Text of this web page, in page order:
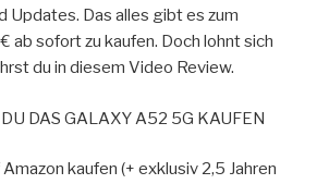
Updates. Das alles gibt es zum
ab sofort zu kaufen. Doch lohnt sich
du in diesem Video Review.
DAS GALAXY A52 5G KAUFEN
kaufen (+ exklusiv 2,5 Jahren